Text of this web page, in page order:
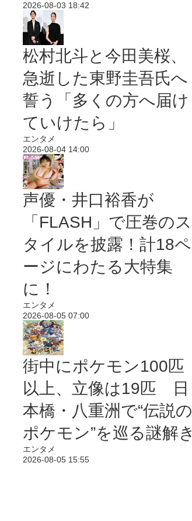
2026-08-03 18:42
松村北斗と今田美桜、
急逝した東野圭吾氏へ
誓う「多くの方へ届け
ていけたら」
エンタメ
2026-08-04 14:00
声優・井口裕香が
「FLASH」で圧巻のス
タイルを披露！計18ペ
ージにわたる大特集
に！
エンタメ
2026-08-05 07:00
街中にポケモン100匹
以上、立像は19匹 日
本橋・八重洲で“伝説の
ポケモン”を巡る謎解き
エンタメ
2026-08-05 15:55